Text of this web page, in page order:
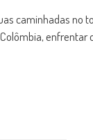
caminhadas no